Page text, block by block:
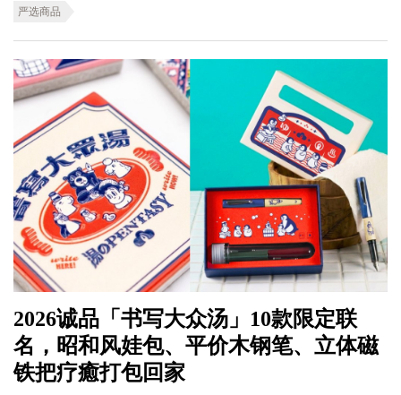
严选商品
2026诚品「书写大众汤」10款限定联
名，昭和风娃包、平价木钢笔、立体磁
铁把疗癒打包回家